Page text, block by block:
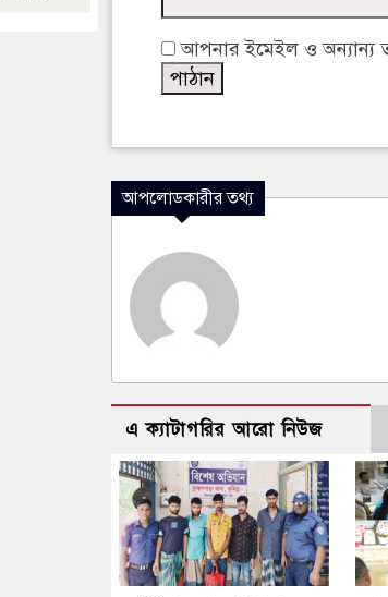
আপনার ইমেইল ও অন্যান্য
আপলোডকারীর তথ্য
এ ক্যাটাগরির আরো নিউজ